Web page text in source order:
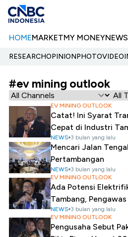
HOMEMARKETMY MONEYNEWS
RESEARCHOPINIONPHOTOVIDEO
#ev mining outlook
EV MINING OUTLOOK
Catat! Ini Syarat
Cepat di Industri
NEWS 3 bulan yang lalu
Mencari Jalan
Pertambangan
NEWS 3 bulan yang lalu
EV MINING OUTLOOK
Ada Potensi
Tambang,
NEWS 3 bulan yang lalu
EV MINING OUTLOOK
Pengusaha Sebut